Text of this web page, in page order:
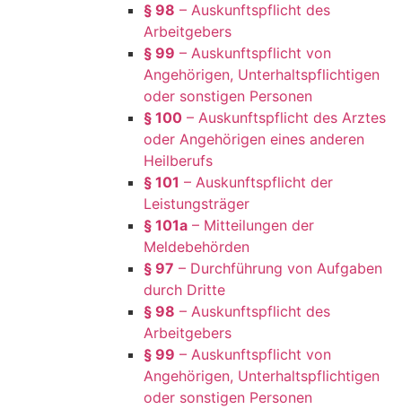
§ 98 – Auskunftspflicht des
Arbeitgebers
§ 99 – Auskunftspflicht von
Angehörigen, Unterhaltspflichtigen
oder sonstigen Personen
§ 100 – Auskunftspflicht des Arztes
oder Angehörigen eines anderen
Heilberufs
§ 101 – Auskunftspflicht der
Leistungsträger
§ 101a – Mitteilungen der
Meldebehörden
§ 97 – Durchführung von Aufgaben
durch Dritte
§ 98 – Auskunftspflicht des
Arbeitgebers
§ 99 – Auskunftspflicht von
Angehörigen, Unterhaltspflichtigen
oder sonstigen Personen